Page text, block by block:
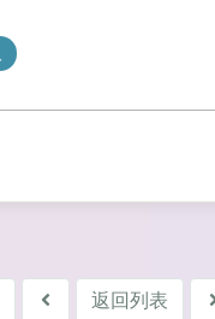
返回列表